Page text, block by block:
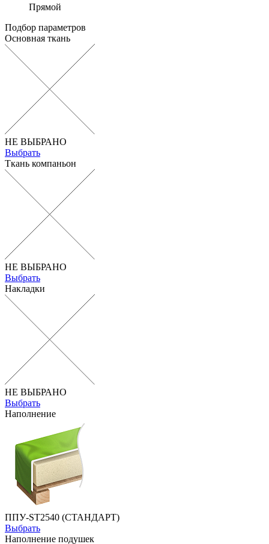
Прямой
Подбор параметров
Основная ткань
НЕ ВЫБРАНО
Выбрать
Ткань компаньон
НЕ ВЫБРАНО
Выбрать
Накладки
НЕ ВЫБРАНО
Выбрать
Наполнение
ППУ-ST2540 (СТАНДАРТ)
Выбрать
Наполнение подушек